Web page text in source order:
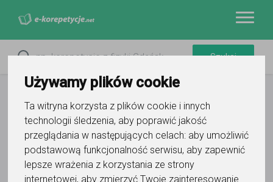
Używamy plików cookie
Ta witryna korzysta z plików cookie i innych
technologii śledzenia, aby poprawić jakość
przeglądania w następujących celach: aby umożliwić
podstawową funkcjonalność serwisu, aby zapewnić
lepsze wrażenia z korzystania ze strony
internetowej, aby zmierzyć Twoje zainteresowanie